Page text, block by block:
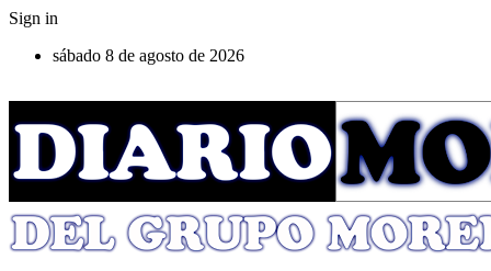
Sign in
sábado 8 de agosto de 2026